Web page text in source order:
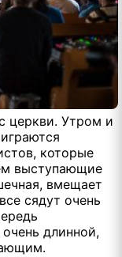
церкви. Утром и
которые
выступающие
вмещает
сядут очень
длинной,